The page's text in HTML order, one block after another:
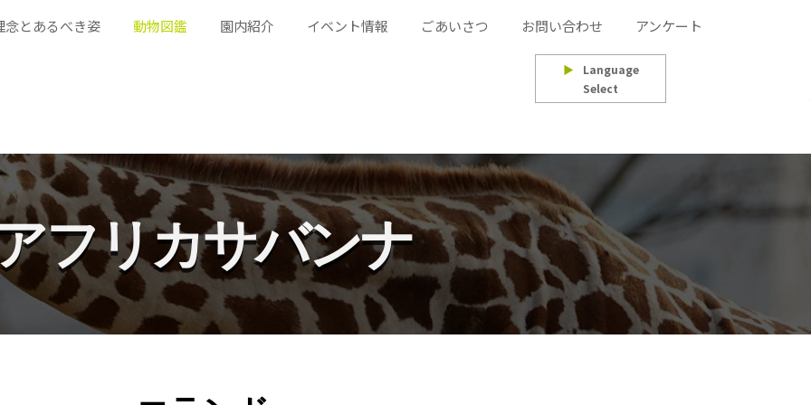
念とあるべき姿 動物図鑑 園内紹介 イベント情報 ごあいさつ お問い合わせ アンケート
▶
Language
Select
フリカサバンナ